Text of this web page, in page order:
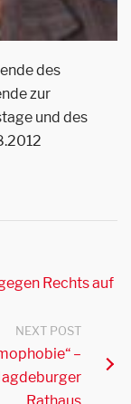
des
zur
und des
Rechts auf
NEXT POST
–